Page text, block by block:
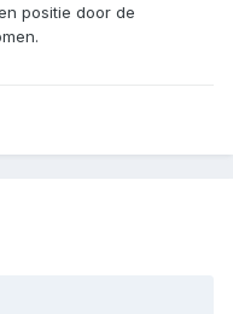
positie door de